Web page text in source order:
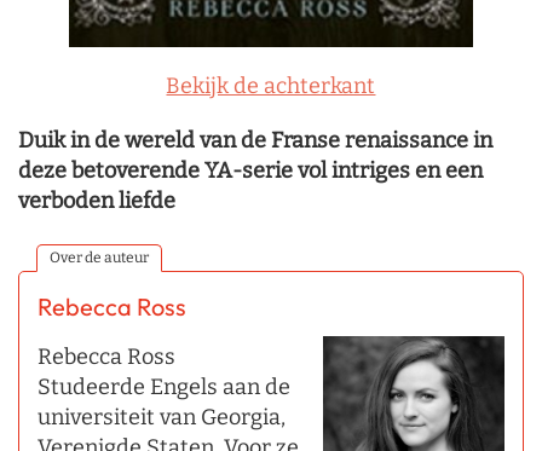
Bekijk de achterkant
Duik in de wereld van de Franse renaissance in
deze betoverende YA-serie vol intriges en een
verboden liefde
Over de auteur
Rebecca Ross
Rebecca Ross
Studeerde Engels aan de
universiteit van Georgia,